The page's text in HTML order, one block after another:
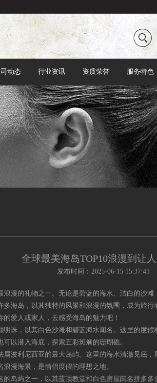
动态 行业资讯 资质荣誉 服务特色
全球最美海岛TOP10浪漫到让人
发布时间：2025-06-15 15:37:43
的礼物之一。无论是碧蓝的海水、洁白的沙滩
多海岛，以其独特的风景和浪漫的氛围，成为旅
爱人或家人，去感受海岛的魅力吧！
，以其白色沙滩和碧蓝海水闻名。这里的度假
以潜入海底，探索五彩斑斓的珊瑚礁。
利尼西亚的最大岛屿。这里的海水清澈见底，
浪漫海景 ，是情侣度假的理想之地。
岛屿之一，以其蓝顶教堂和白色房屋闻名拼多多